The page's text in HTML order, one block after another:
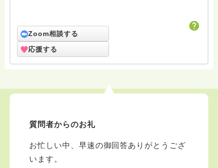
Zoom相談する
応援する
質問者からのお礼
お忙しい中、早速の御回答ありがとうござ
います。